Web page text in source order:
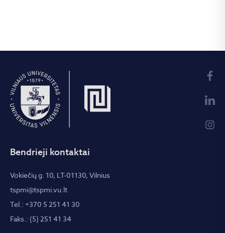
Bendrieji kontaktai
Vokiečių g. 10, LT-01130, Vilnius
tspmi@tspmi.vu.lt
Tel.: +370 5 251 41 30
Faks.: (5) 251 41 34